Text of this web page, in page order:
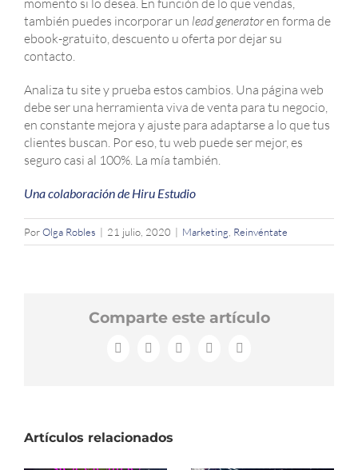
momento si lo desea. En función de lo que vendas,
también puedes incorporar un lead generatoren forma de
ebook-gratuito, descuento u oferta por dejar su
contacto.
Analiza tu site y prueba estos cambios. Una página web
debe ser una herramienta viva de venta para tu negocio,
en constante mejora y ajuste para adaptarse a lo que tus
clientes buscan. Por eso, tu web puede ser mejor, es
seguro casi al 100%. La mía también.
Una colaboración de Hiru Estudio
PorOlga Robles | 21 julio, 2020 | Marketing, Reinvéntate
Comparte este artículo
Facebook
X LinkedInWhatsApp
Correo
Artículos relacionados